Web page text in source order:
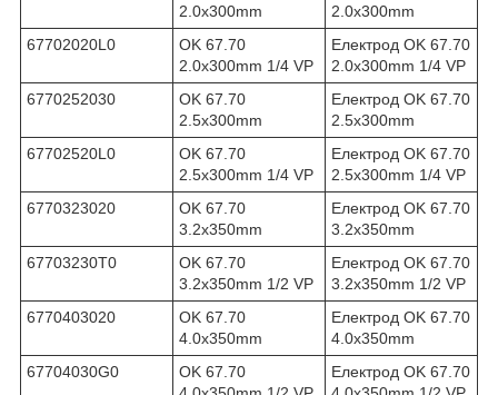
2.0x300mm
2.0x300mm
67702020L0
OK 67.70
2.0x300mm 1/4 VP
Електрод OK 67.70
2.0x300mm 1/4 VP
6770252030
OK 67.70
2.5x300mm
Електрод OK 67.70
2.5x300mm
67702520L0
OK 67.70
2.5x300mm 1/4 VP
Електрод OK 67.70
2.5x300mm 1/4 VP
6770323020
OK 67.70
3.2x350mm
Електрод OK 67.70
3.2x350mm
67703230T0
OK 67.70
3.2x350mm 1/2 VP
Електрод OK 67.70
3.2x350mm 1/2 VP
6770403020
OK 67.70
4.0x350mm
Електрод OK 67.70
4.0x350mm
67704030G0
OK 67.70
Електрод OK 67.70